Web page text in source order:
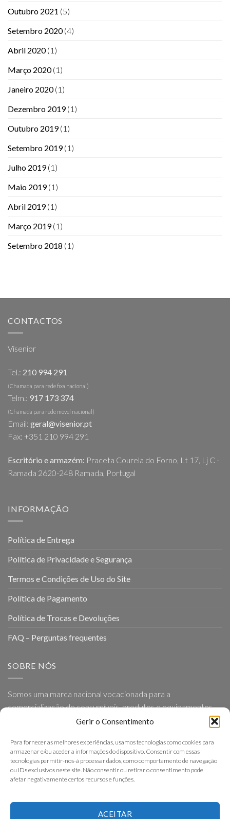
Gerir o Consentimento
Para fornecer as melhores experiências, usamos tecnologias como cookies para
armazenar e/ou aceder a informações do dispositivo. Consentir com essas
tecnologias permitir-nos-á processar dados, como comportamento de navegação
ou IDs exclusivos neste site. Não consentir ou retirar o consentimento pode
afetar negativamente certos recursos e funções.
ACEITAR
Outubro 2021 (5)
Setembro 2020(4)
Abril 2020(1)
Março 2020(1)
Janeiro 2020(1)
Dezembro 2019(1)
Outubro 2019(1)
Setembro 2019(1)
Julho 2019(1)
Maio 2019(1)
Abril 2019(1)
Março 2019(1)
Setembro 2018 (1)
CONTACTOS
Visenior
Tel.: 210 994 291
(Chamada para rede fixa nacional)
Telm.: 917 173 374
(Chamada para rede móvel nacional)
Email: geral@visenior.pt
Fax: +351 210 994 291
Escritório e armazém: Praceta Courela do Forno, Lt 17, Lj C -
Ramada 2620-248 Ramada, Portugal
INFORMAÇÃO
Política de Entrega
Política de Privacidade e Segurança
Termos e Condições de Uso do Site
Política de Pagamento
Política de Trocas e Devoluções
FAQ – Perguntas frequentes
SOBRE NÓS
Somos uma marca nacional vocacionada para a
comercialização de consumíveis, produtos e equipamentos
para Geriatria e Ortopedia, baseada em princípios como a
que presta.